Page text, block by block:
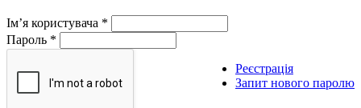
Ім’я користувача *
Пароль *
Реєстрація
Запит нового паролю